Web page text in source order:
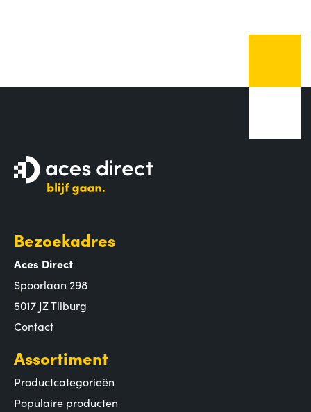
Bezoekadres
Aces Direct
Spoorlaan 298
5017 JZ Tilburg
Contact
Assortiment
Productcategorieën
Populaire producten